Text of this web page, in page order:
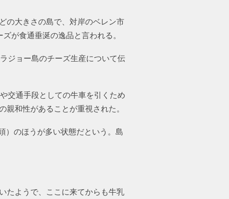
の大きさの島で、対岸のベレン市
が食通垂涎の逸品と言われる。
ジョー島のチーズ生産について伝
交通手段としての牛車を引くため
和性があることが重視された。
のほうが多い状態だという。島で
たようで、ここに来てからも牛乳